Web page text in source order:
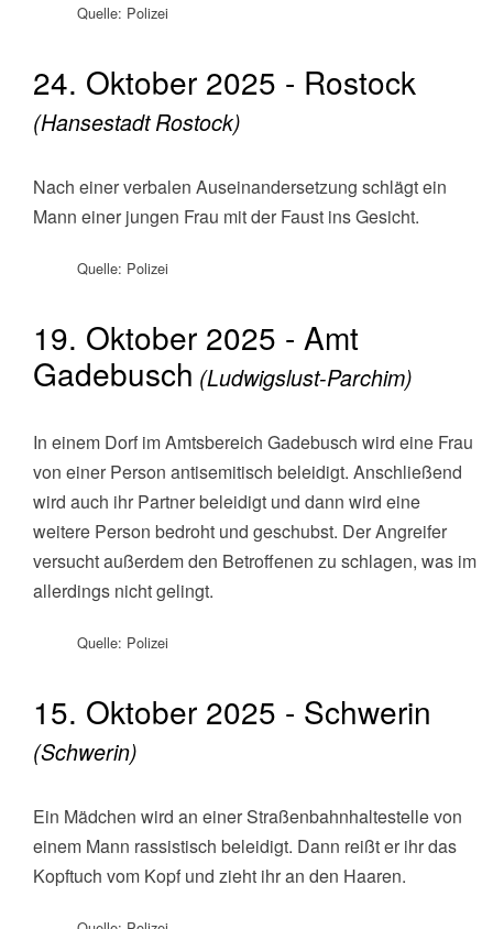
Quelle: Polizei
24. Oktober 2025 - Rostock
(Hansestadt Rostock)
Nach einer verbalen Auseinandersetzung schlägt ein
Mann einer jungen Frau mit der Faust ins Gesicht.
Quelle: Polizei
19. Oktober 2025 - Amt
Gadebusch (Ludwigslust-Parchim)
In einem Dorf im Amtsbereich Gadebusch wird eine Frau
von einer Person antisemitisch beleidigt. Anschließend
wird auch ihr Partner beleidigt und dann wird eine
weitere Person bedroht und geschubst. Der Angreifer
versucht außerdem den Betroffenen zu schlagen, was im
allerdings nicht gelingt.
Quelle: Polizei
15. Oktober 2025 - Schwerin
(Schwerin)
Ein Mädchen wird an einer Straßenbahnhaltestelle von
einem Mann rassistisch beleidigt. Dann reißt er ihr das
Kopftuch vom Kopf und zieht ihr an den Haaren.